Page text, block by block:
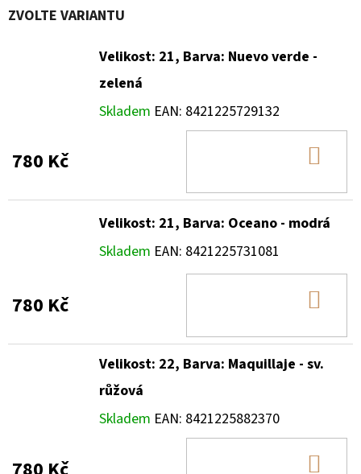
ZVOLTE VARIANTU
Velikost: 21, Barva: Nuevo verde -
zelená
Skladem EAN: 8421225729132
780 Kč
Velikost: 21, Barva: Oceano - modrá
Skladem EAN: 8421225731081
780 Kč
Velikost: 22, Barva: Maquillaje - sv.
růžová
Skladem EAN: 8421225882370